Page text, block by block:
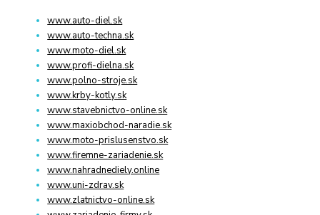
www.auto-diel.sk
www.auto-techna.sk
www.moto-diel.sk
www.profi-dielna.sk
www.polno-stroje.sk
www.krby-kotly.sk
www.stavebnictvo-online.sk
www.maxiobchod-naradie.sk
www.moto-prislusenstvo.sk
www.firemne-zariadenie.sk
www.nahradnediely.online
www.uni-zdrav.sk
www.zlatnictvo-online.sk